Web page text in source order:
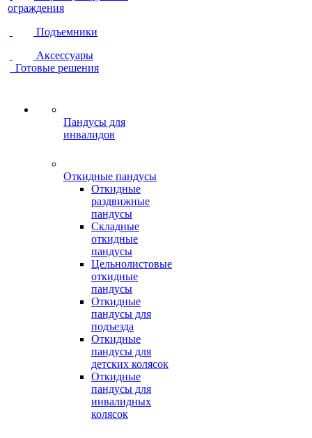
ограждения
Подъемники
Аксессуары
Готовые решения
Пандусы для
инвалидов
Откидные пандусы
Откидные
раздвижные
пандусы
Складные
откидные
пандусы
Цельнолистовые
откидные
пандусы
Откидные
пандусы для
подъезда
Откидные
пандусы для
детских колясок
Откидные
пандусы для
инвалидных
колясок